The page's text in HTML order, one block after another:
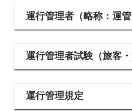
運行管理者（略称：運管
運行管理者試験（旅客・
運行管理規定